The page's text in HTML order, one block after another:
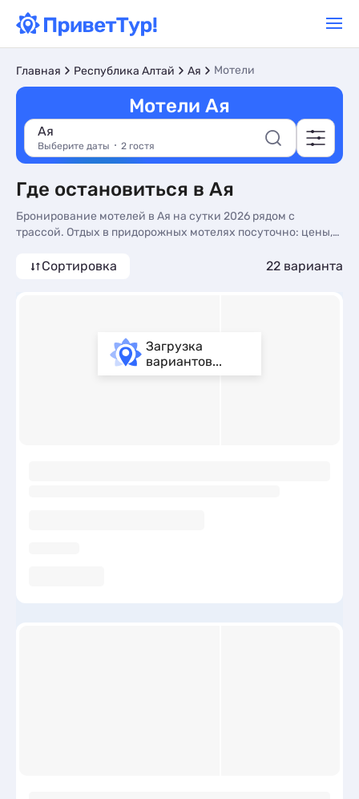
Главная Республика Алтай Ая Мотели
Мотели Ая
Ая
Выберите даты 2 гостя
Где остановиться в Ая
Бронирование мотелей в Ая на сутки 2026 рядом с
трассой. Отдых в придорожных мотелях посуточно: цены,
Сортировка 22 варианта
Загрузка
вариантов...